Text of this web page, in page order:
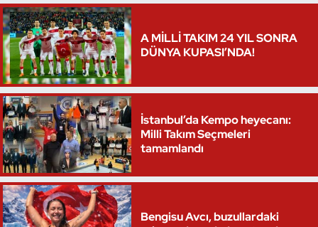
A MİLLİ TAKIM 24 YIL SONRA
DÜNYA KUPASI’NDA!
İstanbul’da Kempo heyecanı:
Milli Takım Seçmeleri
tamamlandı
Bengisu Avcı, buzullardaki
Triatlon
Voleybol
Vücut Geliştirme Fitness
Wushu Kungfu
Yelken
Yüzme